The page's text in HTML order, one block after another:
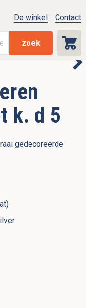
zoek
De winkel Contact
k. d 5
gedecoreerde